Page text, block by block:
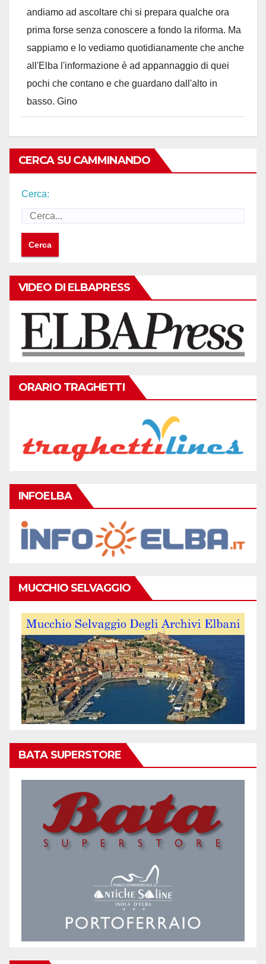
andiamo ad ascoltare chi si prepara qualche ora
prima forse senza conoscere a fondo la riforma. Ma
sappiamo e lo vediamo quotidianamente che anche
all'Elba l'informazione è ad appannaggio di quei
pochi che contano e che guardano dall'alto in
basso. Gino
CERCA SU CAMMINANDO
Cerca:
VIDEO DI ELBAPRESS
ORARIO TRAGHETTI
INFOELBA
MUCCHIO SELVAGGIO
BATA SUPERSTORE